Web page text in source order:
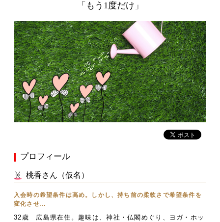
「もう1度だけ」
プロフィール
桃香さん（仮名）
入会時の希望条件は高め。しかし、持ち前の柔軟さで希望条件を
変化させ…
32歳 広島県在住。趣味は、神社・仏閣めぐり、ヨガ・ホッ